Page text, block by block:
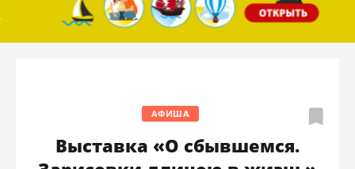
АФИША
Выставка «О сбывшемся.